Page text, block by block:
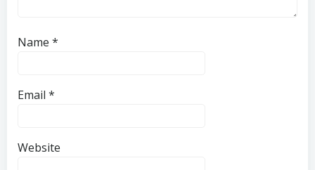
Name *
Email *
Website